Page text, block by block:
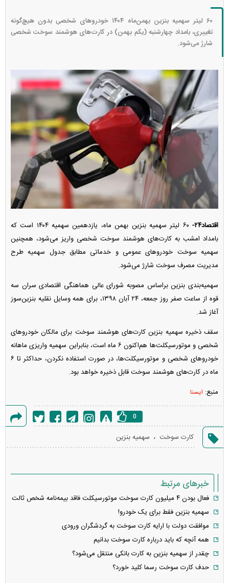
۶۰ لیتر سهمیه بنزین بهمن‌ماه ۱۴۰۴ خودرو‌های شخصی بدون هیچ‌گونه
تغییری، بامداد چهارشنبه (یکم بهمن) در کارت‌های هوشمند سوخت شخصی
شارژ می‌شود.
اقتصاد۲۴-
۶۰ لیتر سهمیه بنزین بهمن ماه، یازدهمین سهمیه ۱۴۰۴ است که
بامداد امشب به کارت‌های هوشمند سوخت شخصی واریز می‌شود، همچنین
سهمیه سوخت خودرو‌های عمومی و خدماتی مطابق جدول سهمیه طرح
مدیریت مصرف سوخت شارژ می‌شود.
سهمیه‌بندی بنزین براساس مصوبه شورای عالی هماهنگی اقتصادی سران سه
قوه از ساعت صفر روز جمعه، ۲۴ آبان ۱۳۹۸، برای همه وسایل نقلیه بنزین‌سوز
آغاز شد.
سقف ذخیره سهمیه بنزین کارت‌های هوشمند سوخت برای مالکان خودرو‌های
شخصی و موتورسیکلت‌ها هم‌اکنون ۶ ماه است، بنابراین سهمیه واریزی ماهانه
خودرو‌های شخصی و موتورسیکلت‌ها، در صورت استفاده نکردن، حداکثر تا ۶
ماه در کارت‌های هوشمند سوخت قابل ذخیره خواهد بود.
منبع: ایسنا
خطا
0
کارت سوخت ، سهمیه بنزین
خبرهای مرتبط
فعال بودن ۴ میلیون کارت سوخت موتورسیکلت فاقد بیمه‌نامه شخص ثالت
سهمیه بنزین فقط برای یک خودرو!
موافقت دولت با ارایه کارت سوخت به گردشگران ورودی
همه آنچه که باید درباره کارت سوخت بدانیم
چقدر از سهمیه بنزین به کارت بانکی منتقل می‌شود؟
حدف کارت سوخت رسما کلید خورد؟